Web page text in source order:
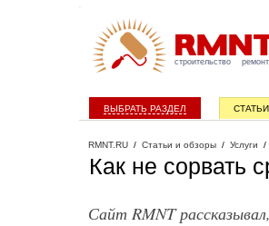
строительство ремонт
ВЫБРАТЬ РАЗДЕЛ СТАТЬИ
RMNT.RU / Статьи и обзоры / Услуги /
Как не сорвать
Сайт RMNT рассказывал,